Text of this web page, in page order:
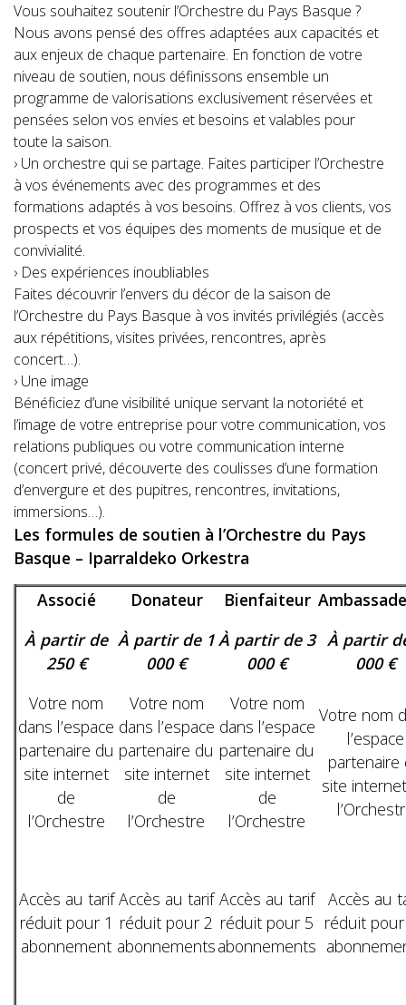
Vous souhaitez soutenir l’Orchestre du Pays Basque ?
Nous avons pensé des offres adaptées aux capacités et
aux enjeux de chaque partenaire. En fonction de votre
niveau de soutien, nous définissons ensemble un
programme de valorisations exclusivement réservées et
pensées selon vos envies et besoins et valables pour
toute la saison.
› Un orchestre qui se partage. Faites participer l’Orchestre
à vos événements avec des programmes et des
formations adaptés à vos besoins. Offrez à vos clients, vos
prospects et vos équipes des moments de musique et de
convivialité.
› Des expériences inoubliables
Faites découvrir l’envers du décor de la saison de
l’Orchestre du Pays Basque à vos invités privilégiés (accès
aux répétitions, visites privées, rencontres, après
concert…).
› Une image
Bénéficiez d’une visibilité unique servant la notoriété et
l’image de votre entreprise pour votre communication, vos
relations publiques ou votre communication interne
(concert privé, découverte des coulisses d’une formation
d’envergure et des pupitres, rencontres, invitations,
immersions…).
Les formules de soutien à l’Orchestre du Pays
Basque – Iparraldeko Orkestra
Associé
Donateur Bienfaiteur
À partir de
250 €
À partir de 1
000 €
À partir de 3
000 €
À partir
000 €
Votre nom
dans l’espace
partenaire du
site internet
de
l’Orchestre
Votre nom
dans l’espace
partenaire du
site internet
de
l’Orchestre
Votre nom
dans l’espace
partenaire du
site internet
de
l’Orchestre
Votre nom
l’espace
partenaire
site
Accès au tarif
réduit pour 1
abonnement
Accès au tarif
réduit pour 2
abonnements
Accès au tarif
réduit pour 5
abonnements
Accès au
réduit